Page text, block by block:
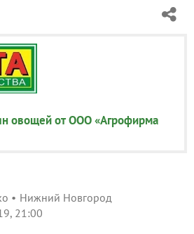
овощей от ООО «Агрофирма
Нижний Новгород
21:00